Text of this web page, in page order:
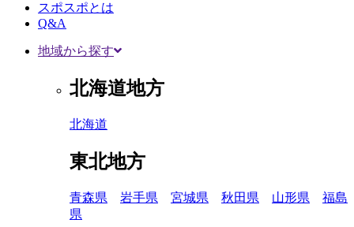
スポスポとは
Q&A
地域から探す
北海道地方
北海道
東北地方
青森県 岩手県 宮城県 秋田県 山形県
福島
県